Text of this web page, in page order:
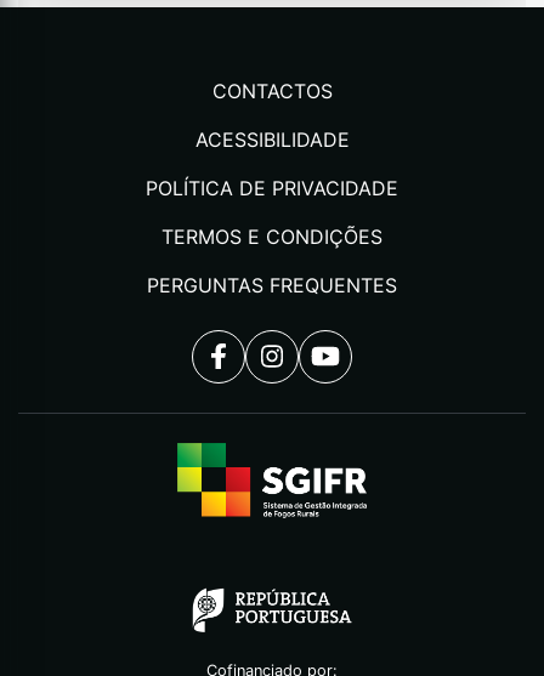
CONTACTOS
ACESSIBILIDADE
POLÍTICA DE PRIVACIDADE
TERMOS E CONDIÇÕES
PERGUNTAS FREQUENTES
Cofinanciado por: